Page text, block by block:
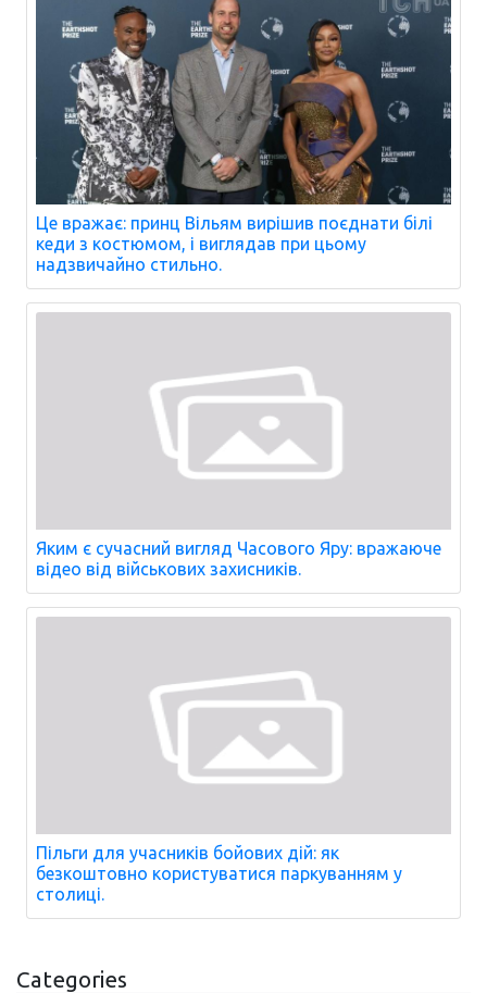
Це вражає: принц Вільям вирішив поєднати білі
кеди з костюмом, і виглядав при цьому
надзвичайно стильно.
Яким є сучасний вигляд Часового Яру: вражаюче
відео від військових захисників.
Пільги для учасників бойових дій: як
безкоштовно користуватися паркуванням у
столиці.
Categories